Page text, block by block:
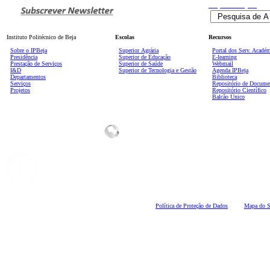
Instituto Politécnico de Beja
Sobre o IPBeja
Presidência
Prestação de Serviços
I&D
Departamentos
Serviços
Projetos
Escolas
Superior Agrária
Superior de Educação
Superior de Saúde
Superior de Tecnologia e Gestão
Recursos
Portal dos Serv.
E-learning
Webmail
Agenda IPBeja
Biblioteca
Repositório de
Repositório Científico
Balcão Único
Política de Proteção de Dados Mapa do